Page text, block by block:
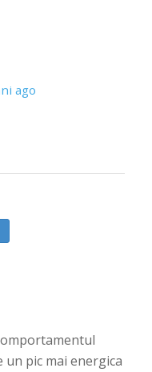
ago
pic mai energica